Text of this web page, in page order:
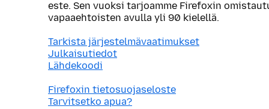
este. Sen vuoksi tarjoamme Firefoxin
vapaaehtoisten avulla yli 90 kielellä.
Tarkista järjestelmävaatimukset
Julkaisutiedot
Lähdekoodi
Firefoxin tietosuojaseloste
Tarvitsetko apua?